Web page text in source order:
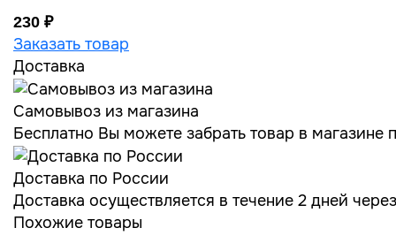
230 ₽
Заказать товар
Доставка
Самовывоз из магазина
Бесплатно Вы можете забрать товар в
Доставка по России
Доставка осуществляется в течение 2 дней
Похожие товары